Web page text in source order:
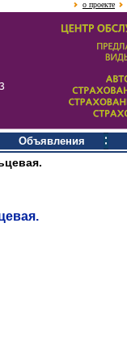
о проекте
Объявления